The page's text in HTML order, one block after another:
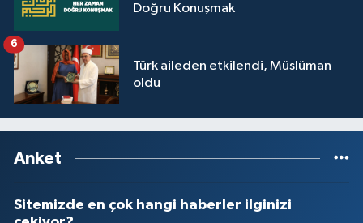
Doğru Konuşmak
Türk aileden etkilendi, Müslüman
oldu
6
Anket
Sitemizde en çok hangi haberler ilginizi